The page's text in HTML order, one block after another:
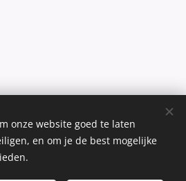
doorWebnode Cookies
onze website goed te laten
en om je de best mogelijke